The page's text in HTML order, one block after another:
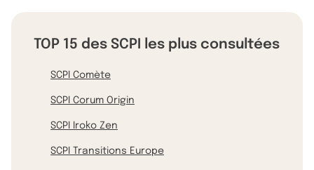
TOP 15 des SCPI les plus consultées
SCPI Comète
SCPI Corum Origin
SCPI Iroko Zen
SCPI Transitions Europe